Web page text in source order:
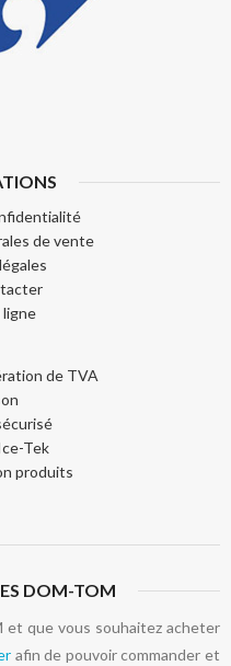
de vente
ligne
de TVA
Tek
produits
DOM-TOM
et que vous souhaitez acheter
afin de pouvoir commander et